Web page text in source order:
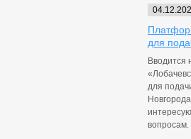
для
Вводится
для
вопросам.